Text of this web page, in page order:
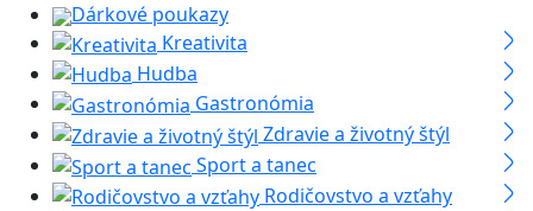
Dárkové poukazy
Kreativita
Hudba
Gastronómia
Zdravie a životný štýl
Sport a tanec
Rodičovstvo a vzťahy